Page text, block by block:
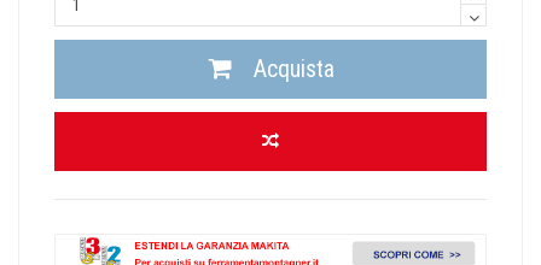
Acquista